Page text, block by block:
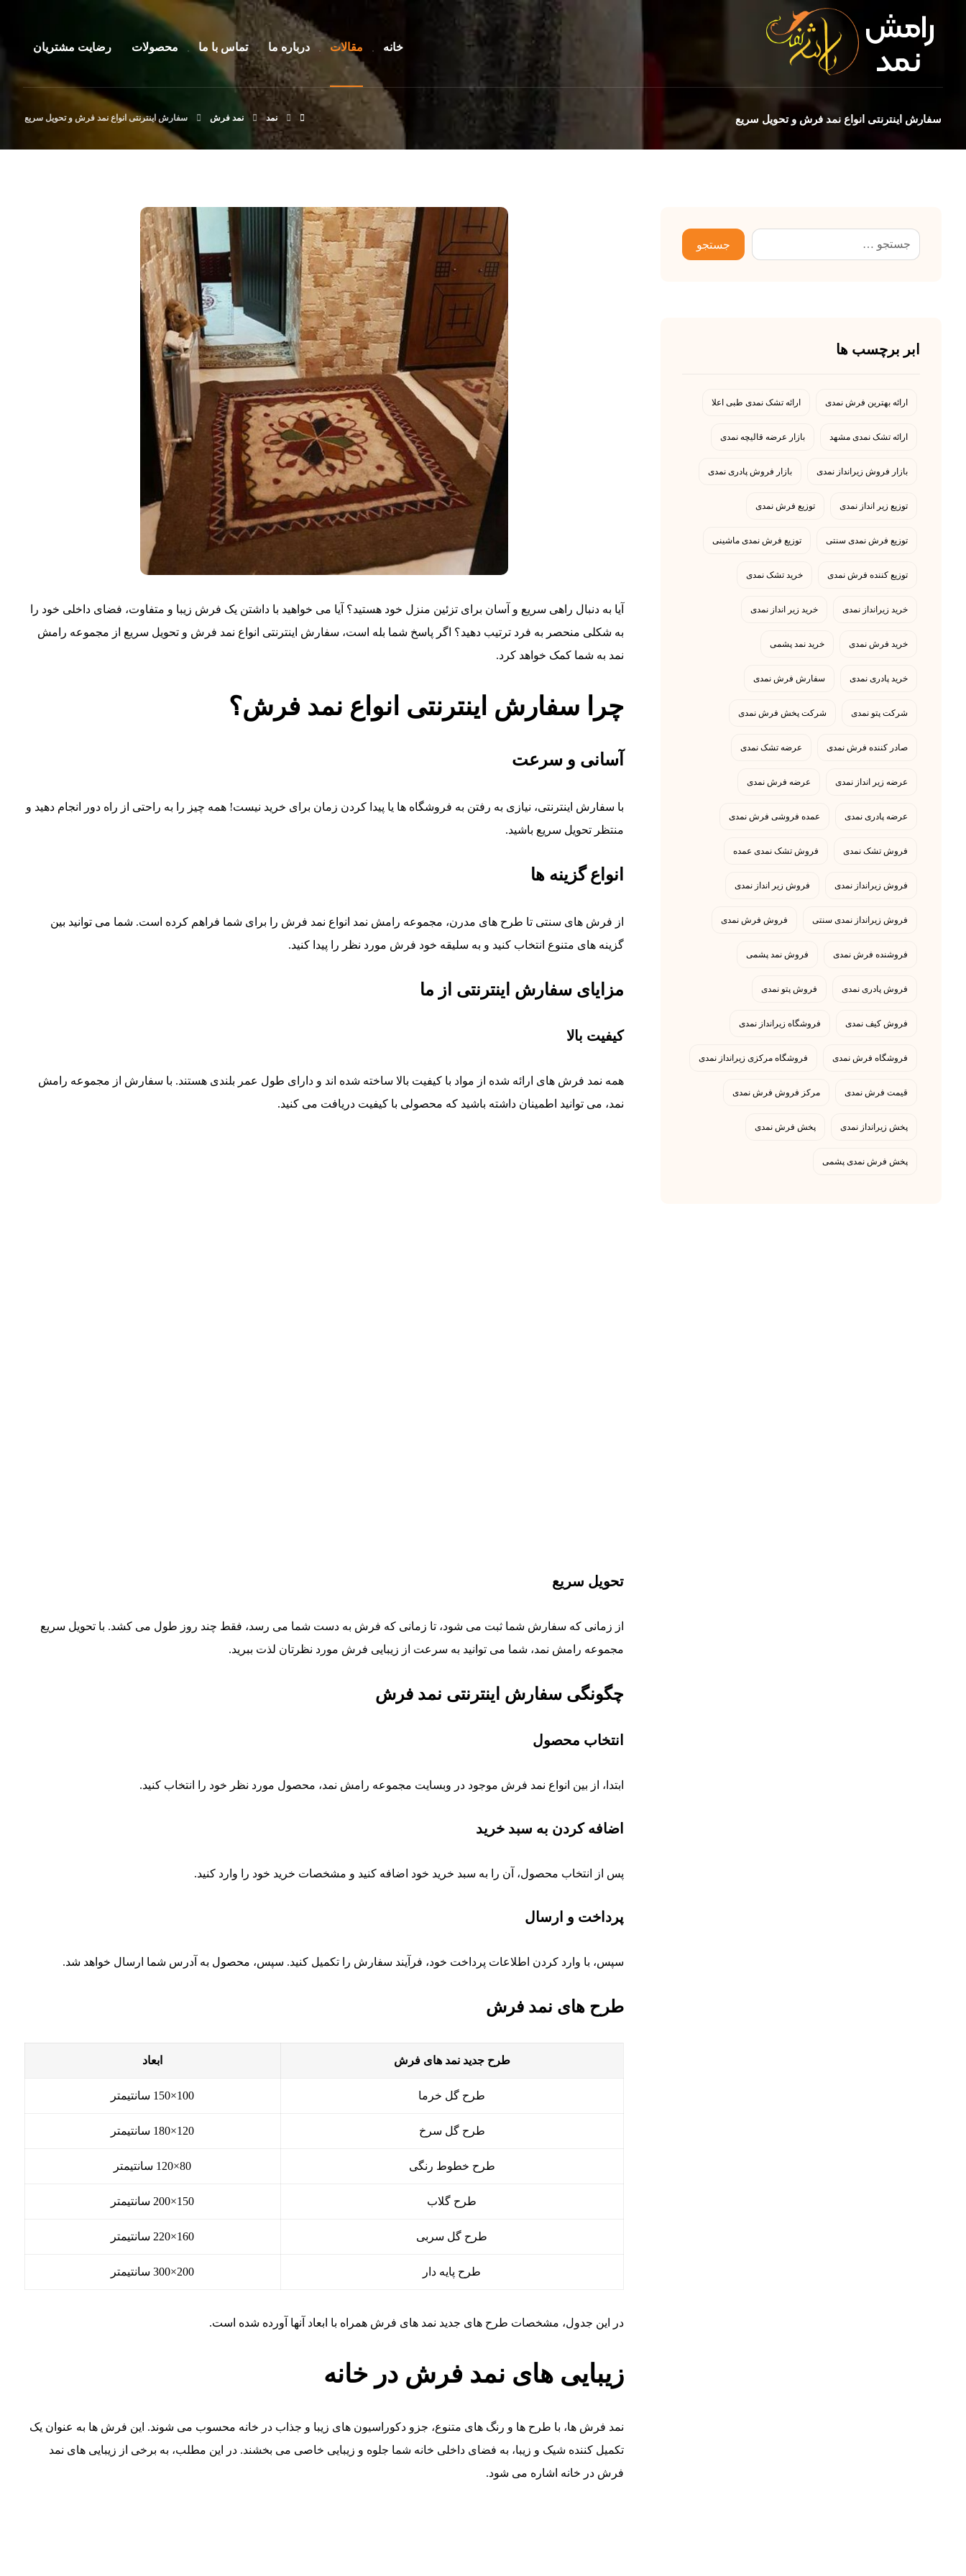
خانه مقالات درباره ما تماس با ما محصولات رضایت مشتریان
سفارش اینترنتی انواع نمد فرش و تحویل سریع نمد نمد فرش سفارش اینترنتی انواع نمد فرش و تحویل سریع
آیا به دنبال راهی سریع و آسان برای تزئین منزل خود هستید؟ آیا می خواهید با داشتن یک فرش زیبا و متفاوت، فضای داخلی خود را
به شکلی منحصر به فرد ترتیب دهید؟ اگر پاسخ شما بله است، سفارش اینترنتی انواع نمد فرش و تحویل سریع از مجموعه رامش
نمد به شما کمک خواهد کرد.
چرا سفارش اینترنتی انواع نمد فرش؟
آسانی و سرعت
با سفارش اینترنتی، نیازی به رفتن به فروشگاه ها یا پیدا کردن زمان برای خرید نیست! همه چیز را به راحتی از راه دور انجام دهید و
منتظر تحویل سریع باشید.
انواع گزینه ها
از فرش های سنتی تا طرح های مدرن، مجموعه رامش نمد انواع نمد فرش را برای شما فراهم کرده است. شما می توانید بین
گزینه های متنوع انتخاب کنید و به سلیقه خود فرش مورد نظر را پیدا کنید.
مزایای سفارش اینترنتی از ما
کیفیت بالا
همه نمد فرش های ارائه شده از مواد با کیفیت بالا ساخته شده اند و دارای طول عمر بلندی هستند. با سفارش از مجموعه رامش
نمد، می توانید اطمینان داشته باشید که محصولی با کیفیت دریافت می کنید.
تحویل سریع
از زمانی که سفارش شما ثبت می شود، تا زمانی که فرش به دست شما می رسد، فقط چند روز طول می کشد. با تحویل سریع
مجموعه رامش نمد، شما می توانید به سرعت از زیبایی فرش مورد نظرتان لذت ببرید.
چگونگی سفارش اینترنتی نمد فرش
انتخاب محصول
ابتدا، از بین انواع نمد فرش موجود در وبسایت مجموعه رامش نمد، محصول مورد نظر خود را انتخاب کنید.
اضافه کردن به سبد خرید
پس از انتخاب محصول، آن را به سبد خرید خود اضافه کنید و مشخصات خرید خود را وارد کنید.
پرداخت و ارسال
سپس، با وارد کردن اطلاعات پرداخت خود، فرآیند سفارش را تکمیل کنید. سپس، محصول به آدرس شما ارسال خواهد شد.
طرح های نمد فرش
طرح جدید نمد های فرش ابعاد
طرح گل خرما 100×150 سانتیمتر
طرح گل سرخ 120×180 سانتیمتر
طرح خطوط رنگی 80×120 سانتیمتر
طرح گلاب 150×200 سانتیمتر
طرح گل سربی 160×220 سانتیمتر
طرح پایه دار 200×300 سانتیمتر
در این جدول، مشخصات طرح های جدید نمد های فرش همراه با ابعاد آنها آورده شده است.
زیبایی های نمد فرش در خانه
نمد فرش ها، با طرح ها و رنگ های متنوع، جزو دکوراسیون های زیبا و جذاب در خانه محسوب می شوند. این فرش ها به عنوان یک
تکمیل کننده شیک و زیبا، به فضای داخلی خانه شما جلوه و زیبایی خاصی می بخشند. در این مطلب، به برخی از زیبایی های نمد
فرش در خانه اشاره می شود.
ابر برچسب ها
ارائه بهترین فرش نمدی ارائه تشک نمدی طبی اعلا
ارائه تشک نمدی مشهد بازار عرضه قالیچه نمدی
بازار فروش زیرانداز نمدی بازار فروش پادری نمدی
توزیع زیر انداز نمدی توزیع فرش نمدی
توزیع فرش نمدی سنتی توزیع فرش نمدی ماشینی
توزیع کننده فرش نمدی خرید تشک نمدی
خرید زیرانداز نمدی خرید زیر انداز نمدی
خرید فرش نمدی خرید نمد پشمی
خرید پادری نمدی سفارش فرش نمدی
شرکت پتو نمدی شرکت پخش فرش نمدی
صادر کننده فرش نمدی عرضه تشک نمدی
عرضه زیر انداز نمدی عرضه فرش نمدی
عرضه پادری نمدی عمده فروشی فرش نمدی
فروش تشک نمدی فروش تشک نمدی عمده
فروش زیرانداز نمدی فروش زیر انداز نمدی
فروش زیرانداز نمدی سنتی فروش فرش نمدی
فروشنده فرش نمدی فروش نمد پشمی
فروش پادری نمدی فروش پتو نمدی
فروش کیف نمدی فروشگاه زیرانداز نمدی
فروشگاه فرش نمدی فروشگاه مرکزی زیرانداز نمدی
قیمت فرش نمدی مرکز فروش فرش نمدی
پخش زیرانداز نمدی پخش فرش نمدی
پخش فرش نمدی پشمی